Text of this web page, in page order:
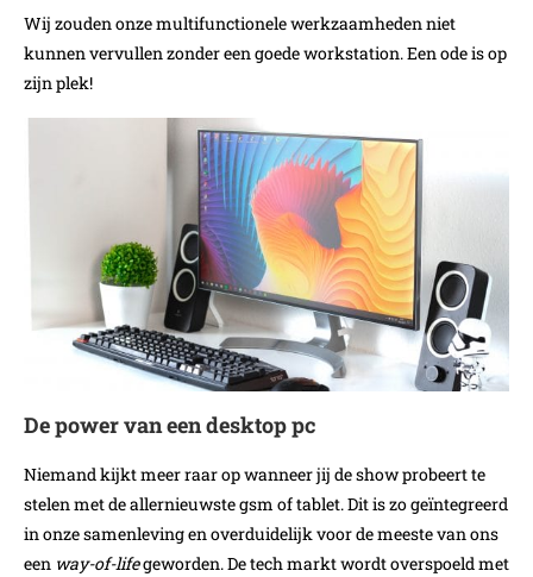
Wij zouden onze multifunctionele werkzaamheden niet
kunnen vervullen zonder een goede workstation. Een ode is op
zijn plek!
De power van een desktop pc
Niemand kijkt meer raar op wanneer jij de show probeert te
stelen met de allernieuwste gsm of tablet. Dit is zo geïntegreerd
in onze samenleving en overduidelijk voor de meeste van ons
een way-of-lifegeworden. De tech markt wordt overspoeld met